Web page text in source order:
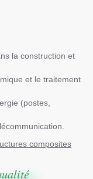
la construction et
et le traitement
(postes,
composites